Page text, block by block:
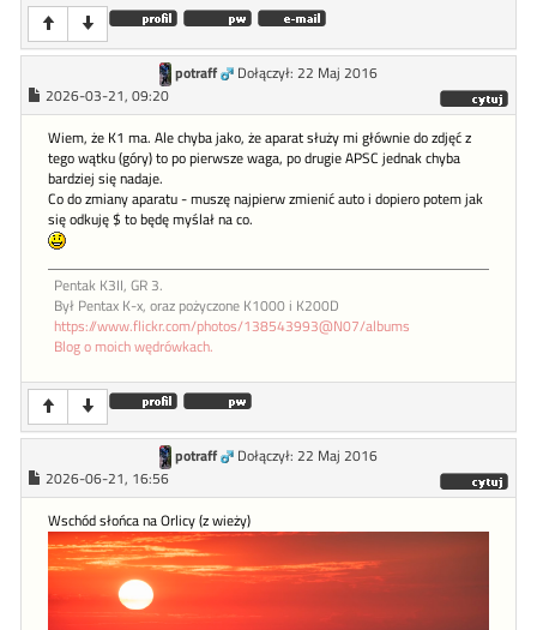
potraff
Dołączył: 22 Maj 2016
2026-03-21, 09:20
Wiem, że K1 ma. Ale chyba jako, że aparat służy mi głównie do zdjęć z
tego wątku (góry) to po pierwsze waga, po drugie APSC jednak chyba
bardziej się nadaje.
Co do zmiany aparatu - muszę najpierw zmienić auto i dopiero potem jak
się odkuję $ to będę myślał na co.
Pentak K3II, GR 3.
Był Pentax K-x, oraz pożyczone K1000 i K200D
https://www.flickr.com/photos/138543993@N07/albums
Blog o moich wędrówkach.
potraff
Dołączył: 22 Maj 2016
2026-06-21, 16:56
Wschód słońca na Orlicy (z wieży)